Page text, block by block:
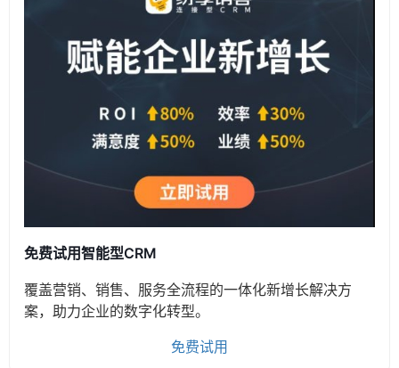
免费试用智能型CRM
覆盖营销、销售、服务全流程的一体化新增长解决方
案，助力企业的数字化转型。
免费试用